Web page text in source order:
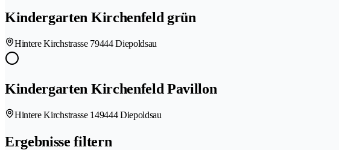
Kindergarten Kirchenfeld grün
Hintere Kirchstrasse 79444 Diepoldsau
Kindergarten Kirchenfeld Pavillon
Hintere Kirchstrasse 149444 Diepoldsau
Ergebnisse filtern